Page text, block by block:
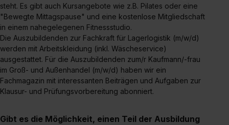
steht. Es gibt auch Kursangebote wie z.B. Pilates oder eine
"Bewegte Mittagspause" und eine kostenlose Mitgliedschaft
in einem nahegelegenen Fitnessstudio.
Die Auszubildenden zur Fachkraft für Lagerlogistik (m/w/d)
werden mit Arbeitskleidung (inkl. Wäscheservice)
ausgestattet. Für die Auszubildenden zum/r Kaufmann/-frau
im Groß- und Außenhandel (m/w/d) haben wir ein
Fachmagazin mit interessanten Beiträgen und Aufgaben zur
Klausur- und Prüfungsvorbereitung abonniert.
Gibt es die Möglichkeit, einen Teil der Ausbildung